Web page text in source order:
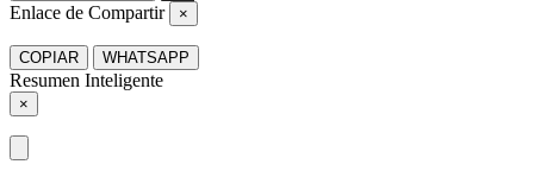
Enlace de Compartir ×
COPIAR WHATSAPP
Resumen Inteligente
×